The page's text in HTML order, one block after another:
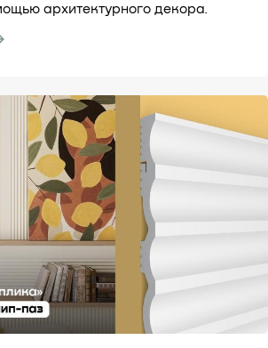
архитектурного декора.